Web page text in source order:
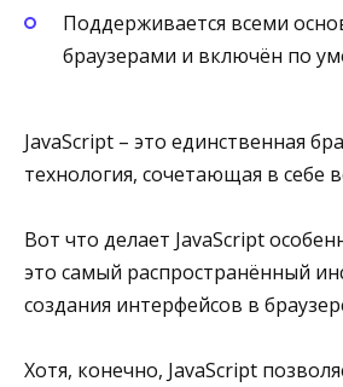
Поддерживается всеми
браузерами и включён по
JavaScript – это единственная
технология, сочетающая в себе
Вот что делает JavaScript
это самый распространённый
создания интерфейсов в
Хотя, конечно, JavaScript